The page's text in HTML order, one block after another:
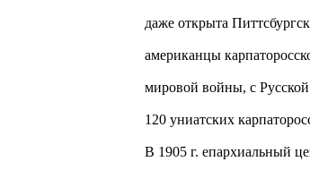
даже открыта
американцы
мировой войны, с
120 униатских
В 1905 г. епархиальный